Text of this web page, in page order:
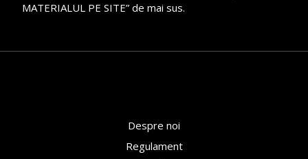
MATERIALUL PE SITE” de mai sus.
Despre noi
Regulament